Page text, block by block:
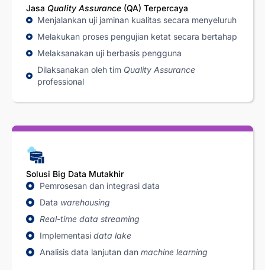
Jasa Quality Assurance (QA) Terpercaya
Menjalankan uji jaminan kualitas secara menyeluruh
Melakukan proses pengujian ketat secara bertahap
Melaksanakan uji berbasis pengguna
Dilaksanakan oleh tim Quality Assurance
professional
Solusi Big Data Mutakhir
Pemrosesan dan integrasi data
Data warehousing
Real-time data streaming
Implementasi data lake
Analisis data lanjutan dan machine learning